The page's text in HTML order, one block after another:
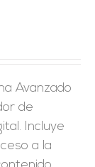
Avanzado
de
Incluye
a la